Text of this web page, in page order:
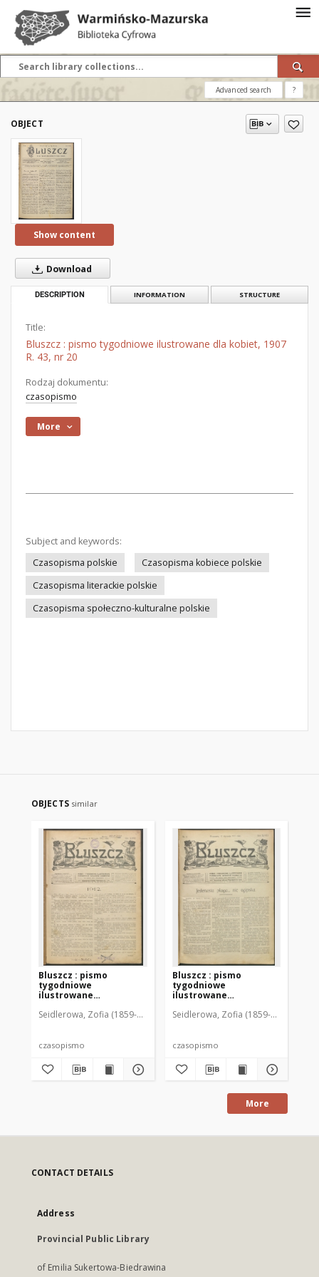
Advanced search ?
OBJECT
Show content
Download
DESCRIPTION INFORMATION STRUCTURE
Title:
Bluszcz : pismo tygodniowe ilustrowane dla kobiet, 1907
R. 43, nr 20
Rodzaj dokumentu:
czasopismo
More
Subject and keywords:
Czasopisma polskie
Czasopisma kobiece polskie
Czasopisma literackie polskie
Czasopisma społeczno-kulturalne polskie
OBJECTS similar
Bluszcz : pismo
tygodniowe
ilustrowane
kobiecym, 1912 R. 48, nr
Seidlerowa, Zofia (1859-1919). Red. i Wyd.
czasopismo
Bluszcz : pismo
tygodniowe
ilustrowane
kobiecym, 1912 R. 48, nr
Seidlerowa, Zofia (1859-1919). Red.
czasopismo
More
CONTACT DETAILS
Address
Provincial Public Library
of Emilia Sukertowa-Biedrawina